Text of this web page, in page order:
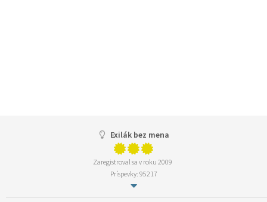
Exilák bez mena
Zaregistroval sa v roku 2009
Príspevky: 95217